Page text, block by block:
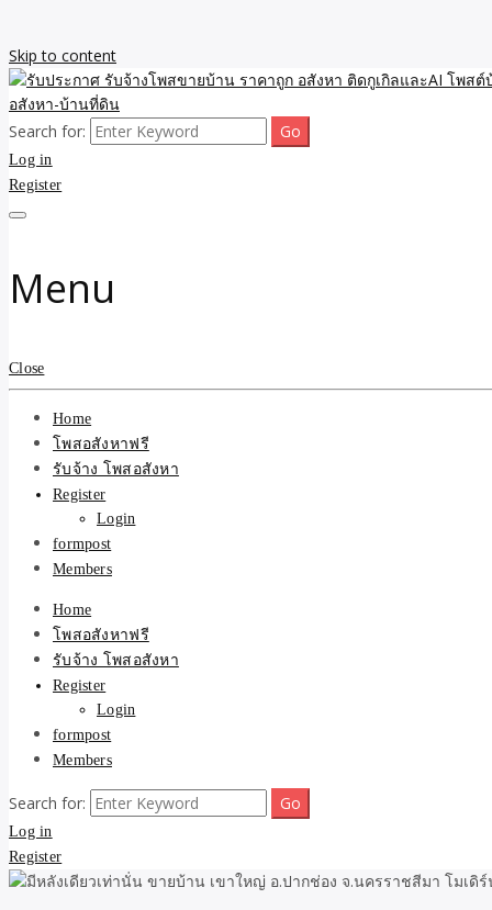
Skip to content
รับประกาศ รับจ้างโพสขา
รับจ้าง โพสอสังหา.com บ
รับจ้างโพสขายบ้าน ราคาถูก ประกาศ ขายอสังหา โฆษณา ไม่มีค่านาย
Search for:
Log in
Register
Menu
Close
Home
โพสอสังหาฟรี
รับจ้าง โพสอสังหา
Register
Login
formpost
Members
Home
โพสอสังหาฟรี
รับจ้าง โพสอสังหา
Register
Login
formpost
Members
Search for:
Log in
Register